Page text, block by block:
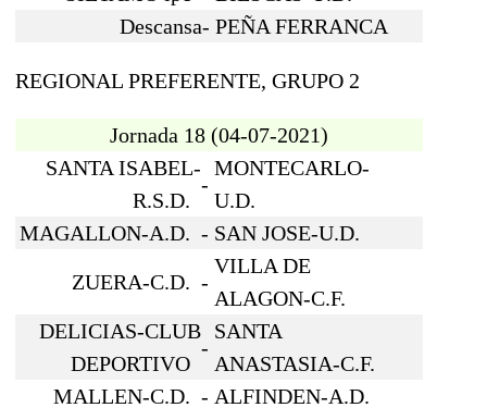
Descansa- PEÑA FERRANCA
REGIONAL PREFERENTE, GRUPO 2
Jornada 18 (04-07-2021)
SANTA ISABEL-
R.S.D.
-
MONTECARLO-
U.D.
MAGALLON-A.D. - SAN JOSE-U.D.
ZUERA-C.D. -
VILLA DE
ALAGON-C.F.
DELICIAS-CLUB
DEPORTIVO
-
SANTA
ANASTASIA-C.F.
MALLEN-C.D. - ALFINDEN-A.D.